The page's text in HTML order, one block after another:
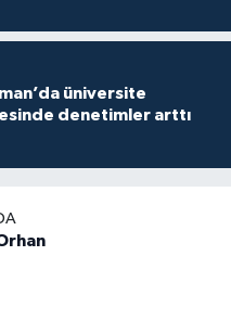
üniversite
denetimler arttı